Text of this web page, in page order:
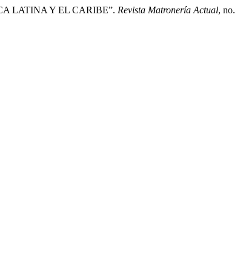
LATINA Y EL CARIBE”. Revista Matronería Actual, no.